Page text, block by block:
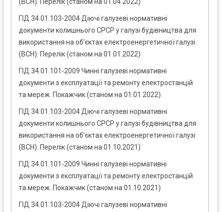
(ВСН). Перелік (станом на 01.04.2022)
ГІД 34.01.103-2004 Діючі галузеві нормативні
документи колишнього СРСР у галузі будівництва для
використання на об’єктах електроенергетичної галузі
(ВСН). Перелік (станом на 01.01.2022)
ГІД 34.01.101-2009 Чинні галузеві нормативні
документи з експлуатації та ремонту електростанцій
та мереж. Покажчик (станом на 01.01.2022)
ГІД 34.01.103-2004 Діючі галузеві нормативні
документи колишнього СРСР у галузі будівництва для
використання на об’єктах електроенергетичної галузі
(ВСН). Перелік (станом на 01.10.2021)
ГІД 34.01.101-2009 Чинні галузеві нормативні
документи з експлуатації та ремонту електростанцій
та мереж. Покажчик (станом на 01.10.2021)
ГІД 34.01.103-2004 Діючі галузеві нормативні